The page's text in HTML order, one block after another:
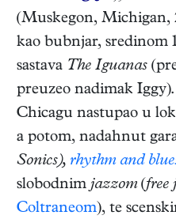
(Muskegon, Michigan,
kao bubnjar, sredinom
sastava The Iguanas
preuzeo nadimak
Chicagu nastupao u
a potom, nadahnut
Sonics), rhythm and
slobodnimjazzom(free
Coltraneom), te